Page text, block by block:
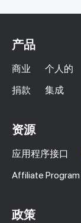
产品
商业 个人的
捐款
集成
资源
应用程序接口
Affiliate Program
政策